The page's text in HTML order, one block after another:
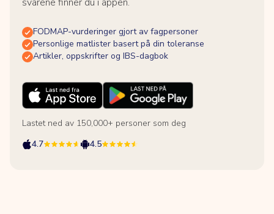
FODMAP-vurderinger gjort av fagpersoner
Personlige matlister basert på din toleranse
Artikler, oppskrifter og IBS-dagbok
Lastet ned av 150,000+ personer som deg
4.7
4.5